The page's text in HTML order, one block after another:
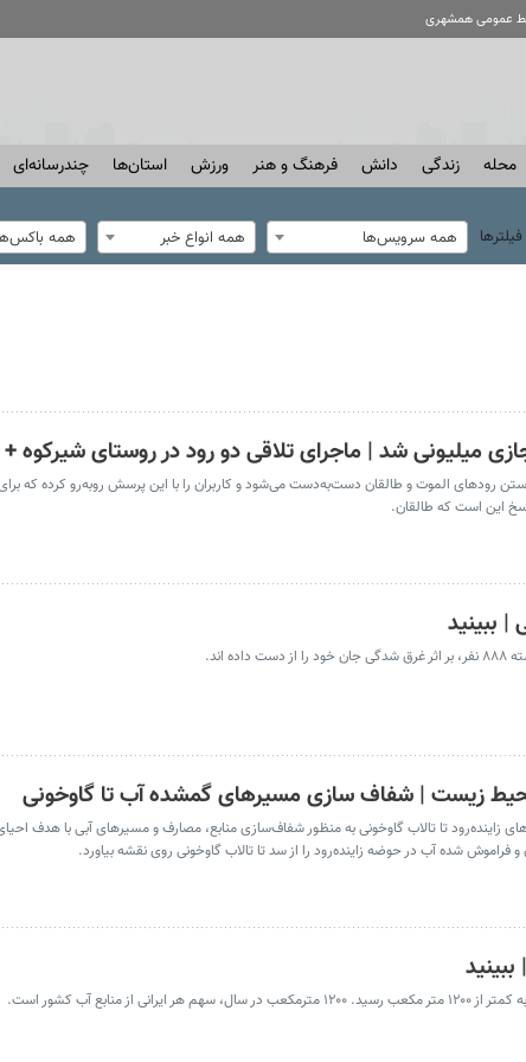
عمومی همشهری
محله زندگی دانش فرهنگ و هنر ورزش استان‌ها چندرسانه‌ای
فیلترها همه سرویس‌ها همه انواع خبر همه
میلیونی شد | ماجرای تلاقی دو رود در روستای شیرکوه +
رودهای الموت و طالقان دست‌به‌دست می‌شود و کاربران را با این پرسش روبه‌رو کرده که
این است که طالقان.
ببینید
اند.
زیست | شفاف ‌سازی مسیرهای گمشده آب تا گاوخونی
زاینده‌رود تا تالاب گاوخونی به‌ منظور شفاف‌سازی منابع، مصارف و مسیرهای آبی با هدف
فراموش ‌شده آب در حوضه زاینده‌رود را از سد تا تالاب گاوخونی روی نقشه بیاورد.